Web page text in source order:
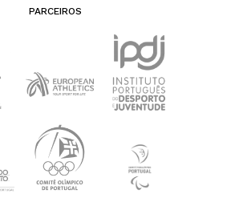
PARCEIROS